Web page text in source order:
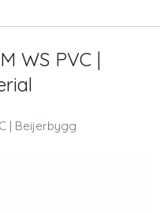
WS PVC |
| Beijerbygg